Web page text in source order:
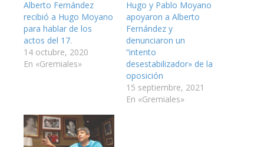
Alberto Fernández
recibió a Hugo Moyano
para hablar de los
actos del 17.
14 octubre, 2020
En «Gremiales»
Hugo y Pablo Moyano
apoyaron a Alberto
Fernández y
denunciaron un
“intento
desestabilizador» de la
oposición
15 septiembre, 2021
En «Gremiales»